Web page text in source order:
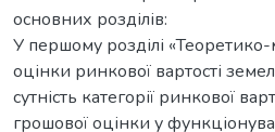
основних розділів:
У першому розділі «Теоретико-
оцінки ринкової вартості
сутність категорії ринкової
грошової оцінки у